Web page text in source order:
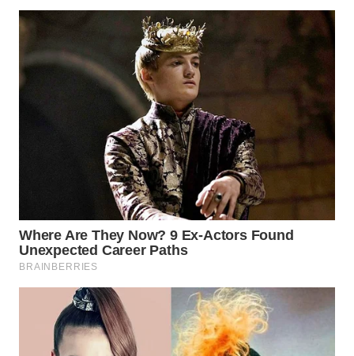
DANAU
WN
TAPANULI
SELATAN
WN
TANJUNG
LESUNG